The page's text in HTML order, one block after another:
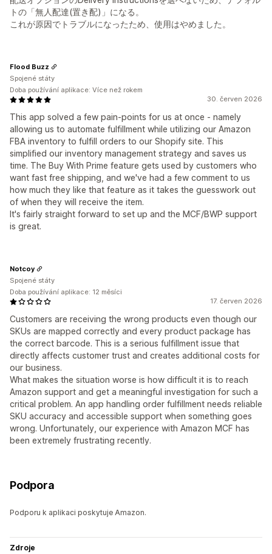
トの「無人配達(置き配)」になる。
これが原因でトラブルになったため、使用はやめました。
30. červen 2026
This app solved a few pain-points for us at once - namely
allowing us to automate fulfillment while utilizing our Amazon
FBA inventory to fulfill orders to our Shopify site. This
simplified our inventory management strategy and saves us
time. The Buy With Prime feature gets used by customers who
want fast free shipping, and we've had a few comment to us
how much they like that feature as it takes the guesswork out
of when they will receive the item.
It's fairly straight forward to set up and the MCF/BWP support
is great.
Flood Buzz
Spojené státy
Doba používání aplikace: Více než rokem
17. červen 2026
Customers are receiving the wrong products even though our
SKUs are mapped correctly and every product package has
the correct barcode. This is a serious fulfillment issue that
directly affects customer trust and creates additional costs for
our business.
What makes the situation worse is how difficult it is to reach
Amazon support and get a meaningful investigation for such a
critical problem. An app handling order fulfillment needs reliable
SKU accuracy and accessible support when something goes
wrong. Unfortunately, our experience with Amazon MCF has
been extremely frustrating recently.
Notcoy
Spojené státy
Doba používání aplikace: 12 měsíci
Podpora
Podporu k aplikaci poskytuje Amazon.
Zdroje